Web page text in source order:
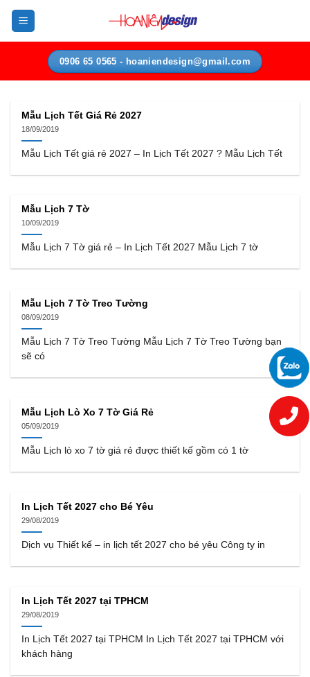
Bỏ
nội
0906 65 0565 - hoaniendesign@gmail.com
Mẫu Lịch Tết Giá Rẻ 2027
18/09/2019
Mẫu Lịch Tết giá rẻ 2027 – In Lịch Tết 2027 ? Mẫu Lịch Tết
Mẫu Lịch 7 Tờ
10/09/2019
Mẫu Lịch 7 Tờ giá rẻ – In Lịch Tết 2027 Mẫu Lịch 7 tờ
Mẫu Lịch 7 Tờ Treo Tường
08/09/2019
Mẫu Lịch 7 Tờ Treo Tường Mẫu Lịch 7 Tờ Treo Tường bạn
sẽ có
Mẫu Lịch Lò Xo 7 Tờ Giá Rẻ
05/09/2019
Mẫu Lịch lò xo 7 tờ giá rẻ được thiết kế gồm có 1 tờ
In Lịch Tết 2027 cho Bé Yêu
29/08/2019
Dịch vụ Thiết kế – in lịch tết 2027 cho bé yêu Công ty in
In Lịch Tết 2027 tại TPHCM
29/08/2019
In Lịch Tết 2027 tại TPHCM In Lịch Tết 2027 tại TPHCM với
khách hàng